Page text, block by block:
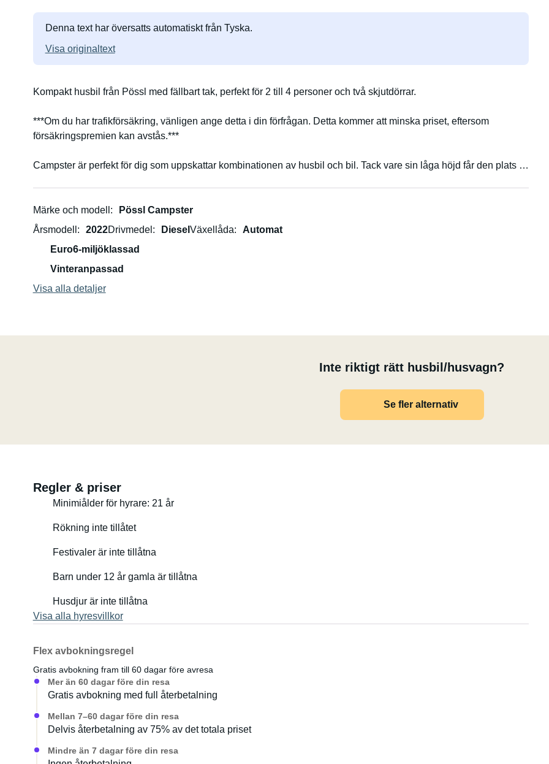
Denna text har översatts automatiskt från Tyska.
Visa originaltext
Kompakt husbil från Pössl med fällbart tak, perfekt för 2 till 4 personer och två skjutdörrar.
***Om du har trafikförsäkring, vänligen ange detta i din förfrågan. Detta kommer att minska priset, eftersom
försäkringspremien kan avstås.***
Campster är perfekt för dig som uppskattar kombinationen av husbil och bil. Tack vare sin låga höjd får den plats i
Den avtagbara köksenheten kan också användas för en snabb pastapaus.
Campster har en dragkrok, vilket gör att du till exempel kan dra en släpvagn eller cykelställ.
Den levereras också med ett vinterisoleringskit för den nedre interiören och ett bra urval av köksredskap.
Kompakt kök med 2-lågig spis, kompressorkylbox och diskho, dieselvärmare, matplats med vridbara förar- och
8-växlad automatlåda, luftkonditionering i hytten, DAB-radio, navigationssystem, backkamera,
Märke och modell
Pössl Campster
Årsmodell
2022Drivmedel Diesel Växellåda
Automat
Euro6-miljöklassad
Vinteranpassad
Visa alla detaljer
Inte riktigt rätt husbil/husvagn?
Se fler alternativ
Regler & priser
Minimiålder för hyrare: 21 år
Rökning inte tillåtet
Festivaler är inte tillåtna
Barn under 12 år gamla är tillåtna
Husdjur är inte tillåtna
Visa alla hyresvillkor
Flex avbokningsregel
Gratis avbokning fram till 60 dagar före avresa
Mer än 60 dagar före din resa
Gratis avbokning med full återbetalning
Mellan 7–60 dagar före din resa
Delvis återbetalning av 75% av det totala priset
Mindre än 7 dagar före din resa